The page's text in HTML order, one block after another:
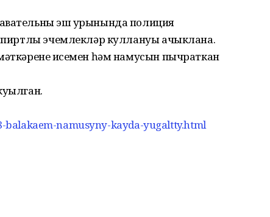
эш урынында полиция
эчемлекләр куллануы ачыклана.
исемен һәм намусын пычраткан
balakaem-namusyny-kayda-yugaltty.html